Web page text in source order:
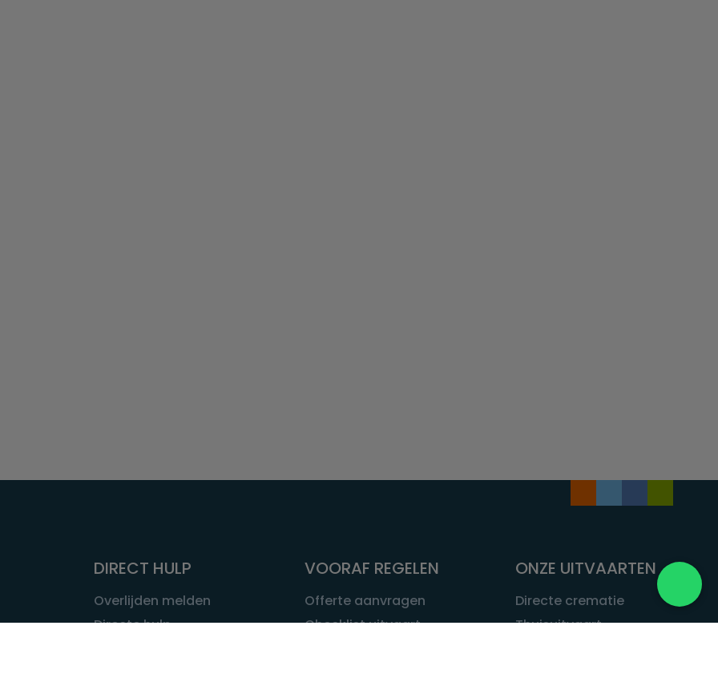
DIRECT HULP
Overlijden melden
Directe hulp
VOORAF REGELEN
Offerte aanvragen
Checklist uitvaart
ONZE UITVAARTEN
Directe crematie
Thuisuitvaart